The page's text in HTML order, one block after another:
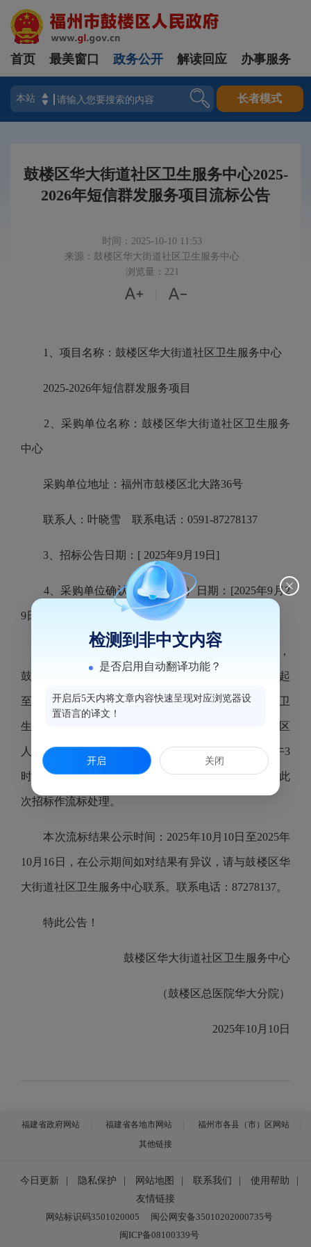
登录
首页 最美窗口 政务公开 解读回应 办事服务
长者模式
鼓楼区华大街道社区卫生服务中心2025-
2026年短信群发服务项目流标公告
时间：2025-10-10 11:53
来源：鼓楼区华大街道社区卫生服务中心
浏览量：221
 
1、项目名称：鼓楼区华大街道社区卫生服务中心
2025-2026年短信群发服务项目
2、采购单位名称：鼓楼区华大街道社区卫生服务
中心
采购单位地址：福州市鼓楼区北大路36号
联系人：叶晓雪 联系电话：0591-87278137
3、招标公告日期：[ 2025年9月19日]
4、采购单位确认（开标时间）日期：[2025年9月2
9日下午3时10分]
5、流标情况：根据政府采购相关法律法规规定，
鼓楼区华大街道社区卫生服务中心于2025年9月19日起
至2025年9月25日，对本中心《鼓楼区华大街道社区卫
生服务中心2025-2026年短信群发服务项目》在鼓楼区
人民政府网上公开挂网招标。截至2025年9月29日下午3
时10分，因现场参与开标的供应商不足3家，故宣布此
次招标作流标处理。
本次流标结果公示时间：2025年10月10日至2025年
10月16日，在公示期间如对结果有异议，请与鼓楼区华
大街道社区卫生服务中心联系。联系电话：87278137。
特此公告！
鼓楼区华大街道社区卫生服务中心
（鼓楼区总医院华大分院）
2025年10月10日
福建省政府网站 福建省各地市网站
福州市各县（市）区网站
其他链接
今日更新 隐私保护 网站地图 联系我们 使用帮助
友情链接
网站标识码3501020005
闽公网安备35010202000735号
闽ICP备08100339号
检测到非中文内容
是否启用自动翻译功能？
开启后5天内将文章内容快速呈现对应浏览器设
置语言的译文！
开启 关闭